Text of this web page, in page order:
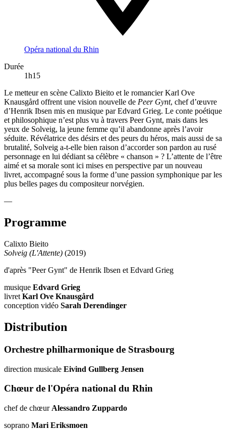
Opéra national du Rhin
Durée
1h15
Le metteur en scène Calixto Bieito et le romancier Karl Ove
Knausgård offrent une vision nouvelle de Peer Gynt, chef d’œuvre
d’Henrik Ibsen mis en musique par Edvard Grieg. Le conte poétique
et philosophique n’est plus vu à travers Peer Gynt, mais dans les
yeux de Solveig, la jeune femme qu’il abandonne après l’avoir
séduite. Révélatrice des désirs et des peurs du héros, mais aussi de sa
brutalité, Solveig a-t-elle bien raison d’accorder son pardon au rusé
personnage en lui dédiant sa célèbre « chanson » ? L’attente de l’être
aimé et sa morale sont ici mises en perspective par un nouveau
livret, accompagné sous la forme d’une passion symphonique par les
plus belles pages du compositeur norvégien.
—
Programme
Calixto Bieito
Solveig (L'Attente) (2019)
d'après "Peer Gynt" de Henrik Ibsen et Edvard Grieg
musique Edvard Grieg
livret Karl Ove Knausgård
conception vidéo Sarah Derendinger
Distribution
Orchestre philharmonique de Strasbourg
direction musicale Eivind Gullberg Jensen
Chœur de l'Opéra national du Rhin
chef de chœur Alessandro Zuppardo
soprano Mari Eriksmoen